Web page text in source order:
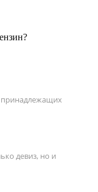
принадлежащих
девиз, но и